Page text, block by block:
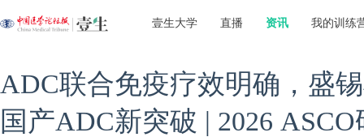
壹生大学 直播 资讯 我的训练
ADC联合免疫疗效明确，盛
国产ADC新突破 | 2026